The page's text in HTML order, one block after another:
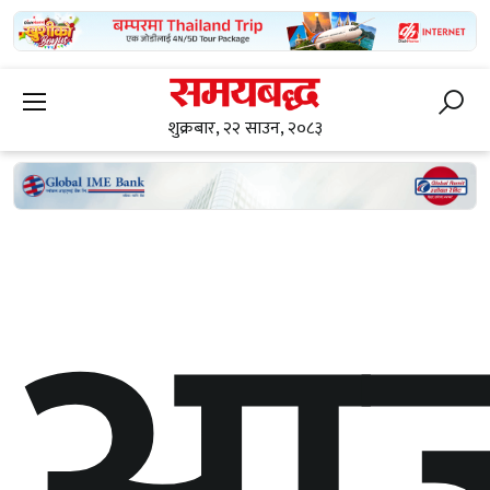
शुक्रबार, २२ साउन, २०८३